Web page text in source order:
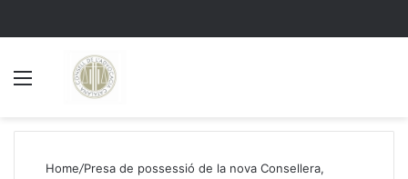
Home/Presa de possessió de la nova Consellera,